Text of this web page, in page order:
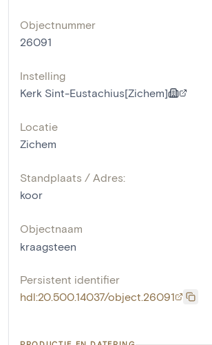
Objectnummer
26091
Instelling
Kerk Sint-Eustachius[Zichem]
Locatie
Zichem
Standplaats / Adres:
koor
Objectnaam
kraagsteen
Persistent identifier
hdl:20.500.14037/object.26091